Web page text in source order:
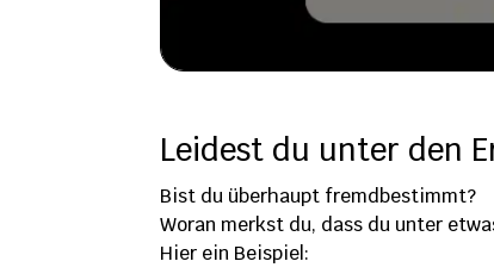
Leidest du unter den
Bist du überhaupt fremdbestimmt?
Woran merkst du, dass du unter
Hier ein Beispiel: